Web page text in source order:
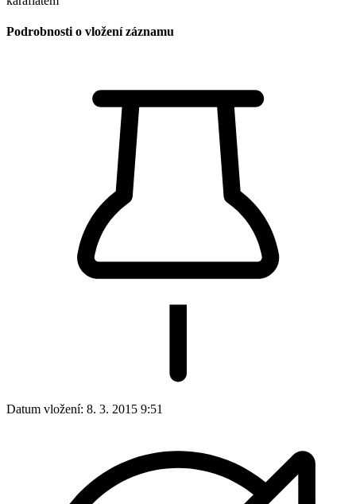
Podrobnosti o vložení záznamu
Datum vložení: 8. 3. 2015 9:51